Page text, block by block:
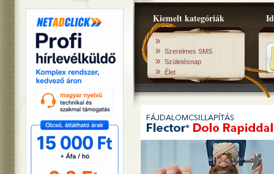
Kiemelt kategóriák
»
» Szerelmes SMS
» Születésnap
» Élet